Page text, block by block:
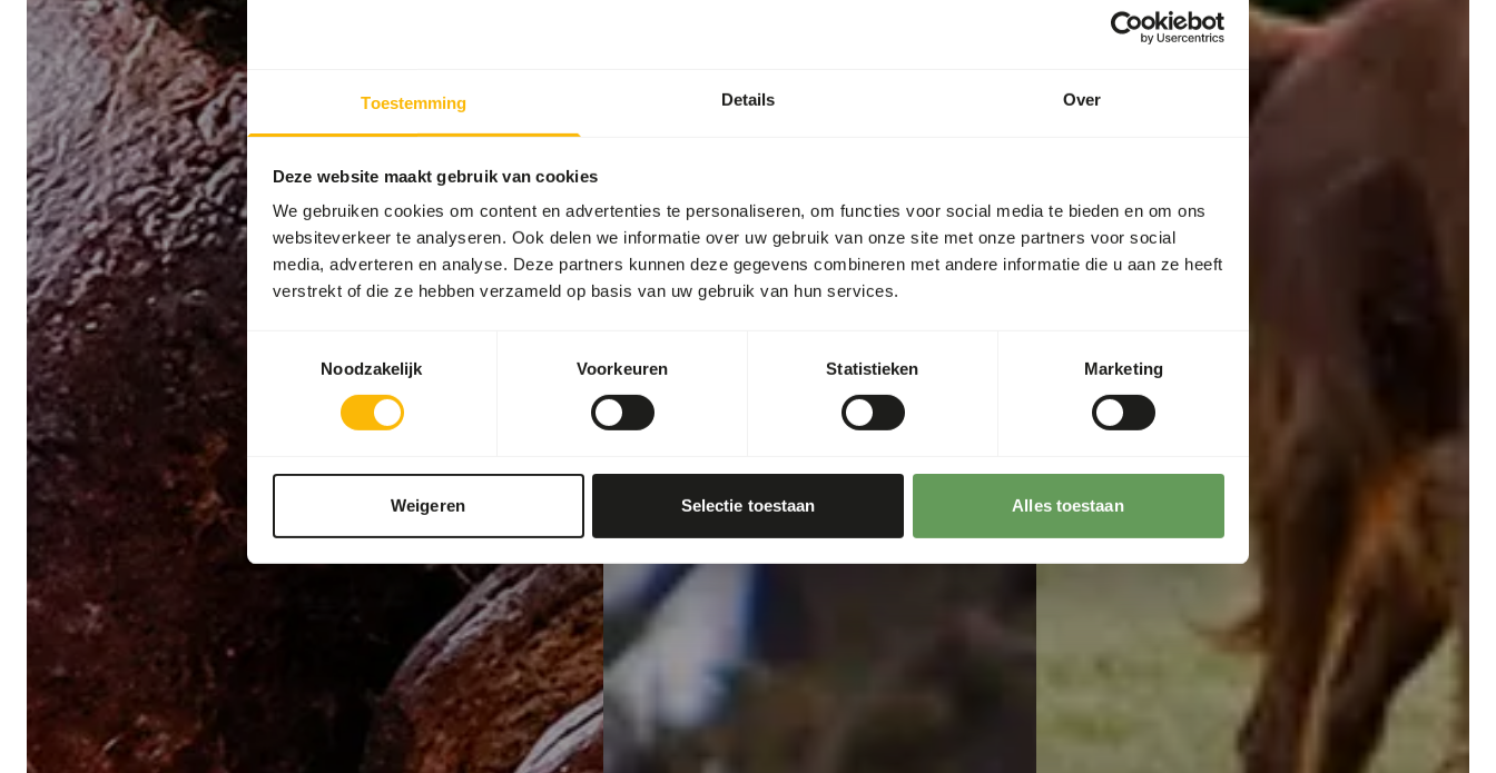
Toestemming Details Over
Deze website maakt gebruik van cookies
We gebruiken cookies om content en advertenties te personaliseren, om functies voor social media te bieden en om ons
websiteverkeer te analyseren. Ook delen we informatie over uw gebruik van onze site met onze partners voor social
media, adverteren en analyse. Deze partners kunnen deze gegevens combineren met andere informatie die u aan ze heeft
verstrekt of die ze hebben verzameld op basis van uw gebruik van hun services.
Noodzakelijk
Voorkeuren Statistieken Marketing
Weigeren Selectie toestaan Alles toestaan